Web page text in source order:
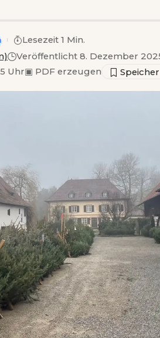
Veröffentlicht 8. Dezember
Uhr▣ PDF erzeugen
Lesezeit 1 Min.